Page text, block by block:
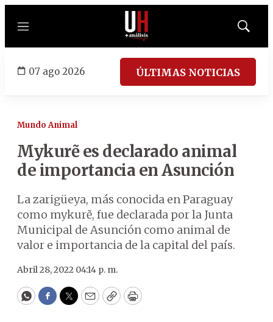
Menú
Mostrar
07 ago 2026 ÚLTIMAS NOTICIAS
Mundo Animal
Mykurẽ es declarado animal
de importancia en Asunción
La zarigüeya, más conocida en Paraguay
como mykurẽ, fue declarada por la Junta
Municipal de Asunción como animal de
valor e importancia de la capital del país.
Abril 28, 2022 04:14 p. m.
WhatsApp
Facebook
Twitter
EmailCopyPrint